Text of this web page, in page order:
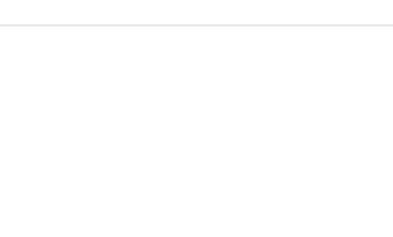
Puderfri vit L 56,19kr